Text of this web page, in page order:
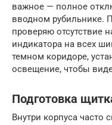
важное — полное
вводном рубильнике.
проверяю отсутствие
индикатора на всех
темном коридоре,
освещение, чтобы
Подготовка
Внутри корпуса часто